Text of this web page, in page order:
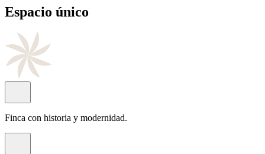
Cocinade autor
Con el sello del chef Juan Antonio Rayos.